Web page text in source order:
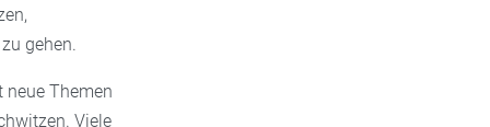
gehen.
neue Themen
Viele